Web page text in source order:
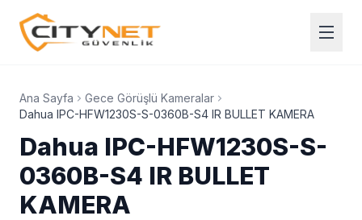
Ana Sayfa
Gece Görüşlü Kameralar
Dahua IPC-HFW1230S-S-0360B-S4 IR BULLET KAMERA
Dahua IPC-HFW1230S-S-
0360B-S4 IR BULLET
KAMERA